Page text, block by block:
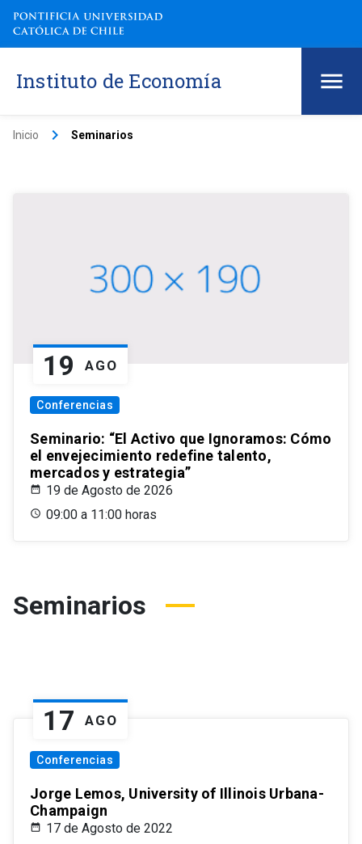
Instituto de Economía
Inicio keyboard_arrow_right Seminarios
19 AGO
Conferencias
Seminario: “El Activo que Ignoramos: Cómo
el envejecimiento redefine talento,
mercados y estrategia”
19 de Agosto de 2026
09:00 a 11:00 horas
Seminarios
17 AGO
Conferencias
Jorge Lemos, University of Illinois Urbana-
Champaign
17 de Agosto de 2022